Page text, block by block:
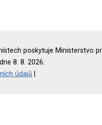
poskytuje Ministerstvo
8. 8. 2026.
údajů